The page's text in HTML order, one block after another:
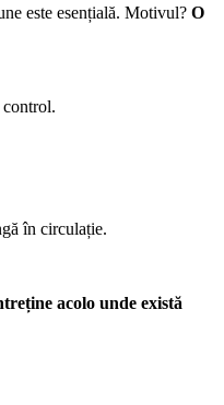
este esențială. Motivul? O
în circulație.
acolo unde există